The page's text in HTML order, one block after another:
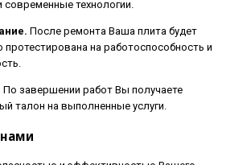
современные технологии.
После ремонта Ваша плита будет
протестирована на работоспособность и
По завершении работ Вы получаете
талон на выполненные услуги.